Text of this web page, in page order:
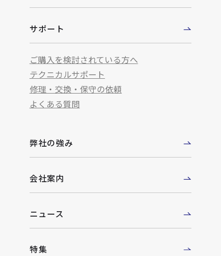
サポート
ご購入を検討されている方へ
テクニカルサポート
修理・交換・保守の依頼
よくある質問
弊社の強み
会社案内
ニュース
特集